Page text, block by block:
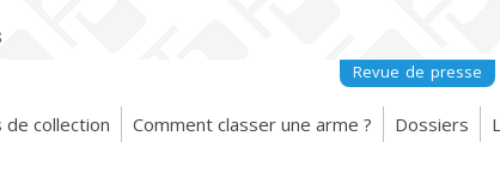
Revue de presse
de collection Comment classer une arme ? Dossiers